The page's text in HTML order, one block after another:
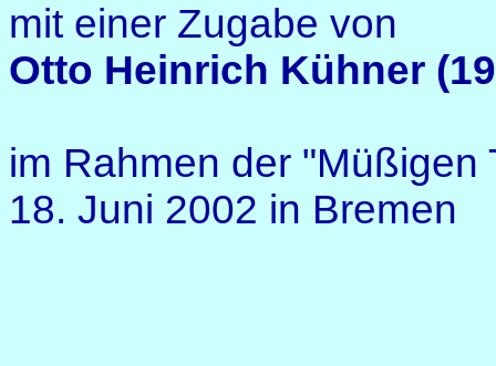
mit einer Zugabe von
Otto Heinrich Kühner
im Rahmen der "Müßigen
18. Juni 2002 in Bremen